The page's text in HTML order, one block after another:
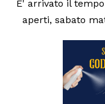
E' arrivato il
aperti, sabato